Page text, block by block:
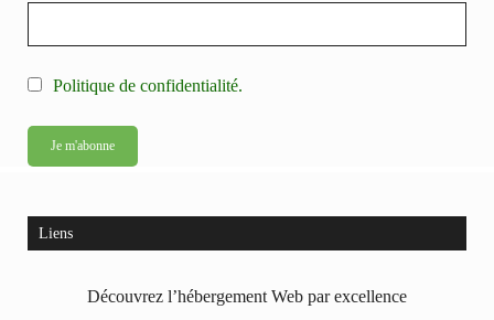
Politique de confidentialité.
Liens
Découvrez l’hébergement Web par excellence